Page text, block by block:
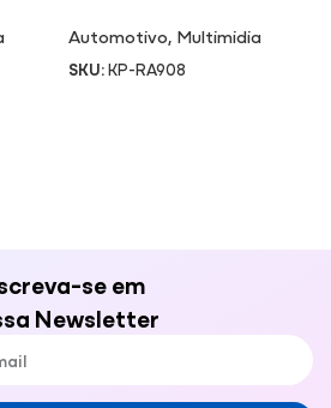
Automotivo, Multimidia
SKU:KP-RA908
se em
Newsletter